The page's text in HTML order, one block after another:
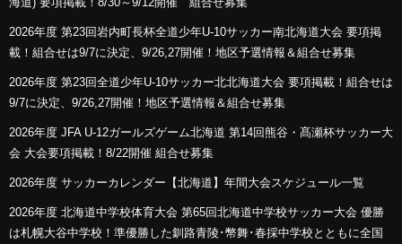
2026年度 第23回岩内町長杯全道少年U-10サッカー南北海道大会 要項掲
載！組合せは9/7に決定、9/26,27開催！地区予選情報＆組合せ募集
2026年度 第23回全道少年U-10サッカー北北海道大会 要項掲載！組合せは
9/7に決定、9/26,27開催！地区予選情報＆組合せ募集
2026年度 JFA U-12ガールズゲーム北海道 第14回熊谷・髙瀬杯サッカー大
会 大会要項掲載！8/22開催 組合せ募集
2026年度 サッカーカレンダー【北海道】年間大会スケジュール一覧
2026年度 北海道中学校体育大会 第65回北海道中学校サッカー大会 優勝
は札幌大谷中学校！準優勝した釧路青陵･幣舞･春採中学校とともに全国